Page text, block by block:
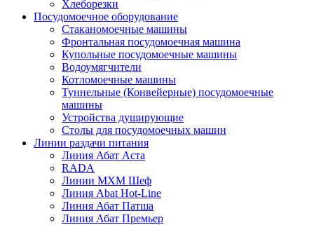
Хлеборезки
Посудомоечное оборудование
Стаканомоечные машины
Фронтальная посудомоечная машина
Купольные посудомоечные машины
Водоумягчители
Котломоечные машины
Туннельные (Конвейерные) посудомоечные
машины
Устройства душирующие
Столы для посудомоечных машин
Линии раздачи питания
Линия Абат Аста
RADA
Линии МХМ Шеф
Линия Abat Hot-Line
Линия Абат Патша
Линия Абат Премьер